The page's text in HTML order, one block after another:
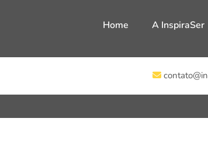
Home A InspiraSer